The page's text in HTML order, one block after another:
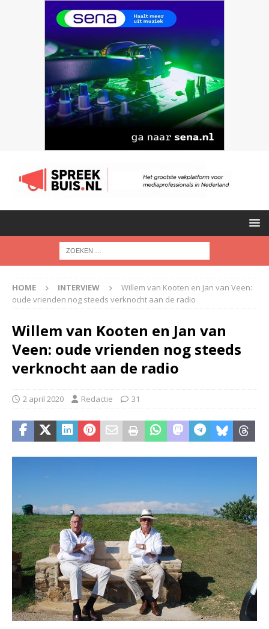
HOME INTERVIEW
Willem van Kooten en Jan van Veen:
oude vrienden nog steeds verknocht aan de radio
Willem van Kooten en Jan van
Veen: oude vrienden nog steeds
verknocht aan de radio
2 april 2020 Redactie 31